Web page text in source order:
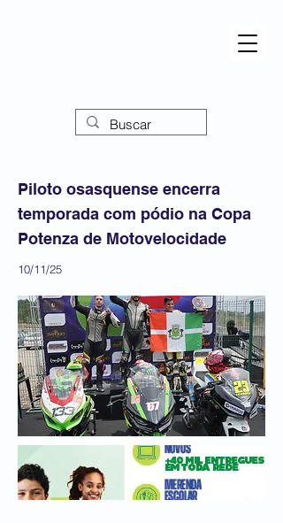
Piloto osasquense encerra
temporada com pódio na Copa
Potenza de Motovelocidade
10/11/25